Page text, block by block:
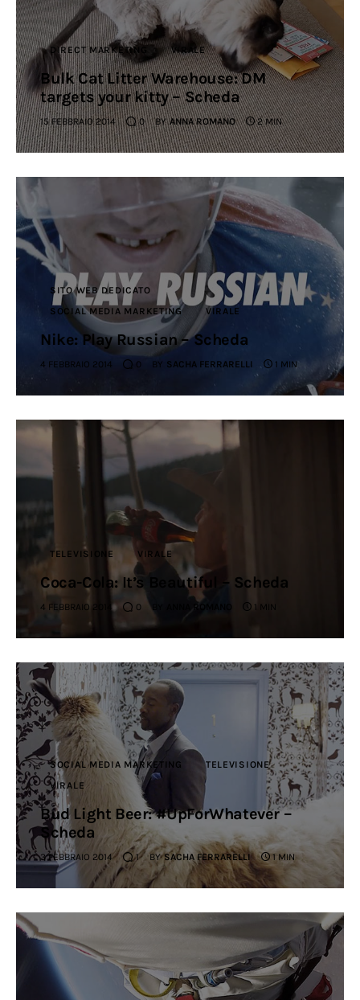
DIRECT MARKETING VIRALE
Bulk Cat Litter Warehouse: DM
targets your kitty – Scheda
15 FEBBRAIO 2014 0 BY ANNA ROMANO 2 MIN
SITO WEB DEDICATO
SOCIAL MEDIA MARKETING
VIRALE
Nike: Play Russian – Scheda
4 FEBBRAIO 2014 0 BY SACHA FERRARELLI 1 MIN
TELEVISIONE VIRALE
Coca-Cola: It’s Beautiful – Scheda
4 FEBBRAIO 2014 0 BY ANNA ROMANO 1 MIN
SOCIAL MEDIA MARKETING
TELEVISIONE
VIRALE
Bud Light Beer: #UpForWhatever –
Scheda
3 FEBBRAIO 2014 1 BY SACHA FERRARELLI 1 MIN